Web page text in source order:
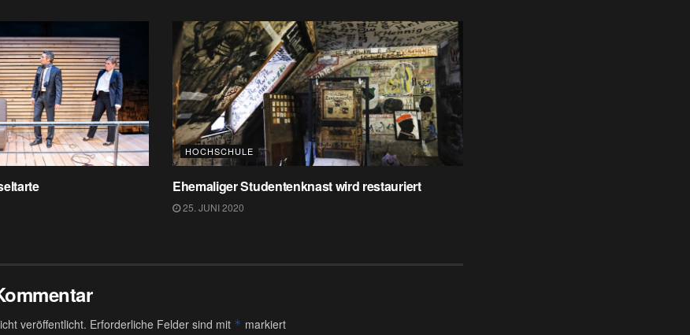
HOCHSCHULE
Ehemaliger Studentenknast wird restauriert
25. JUNI 2020
veröffentlicht. Erforderliche Felder sind mit * markiert